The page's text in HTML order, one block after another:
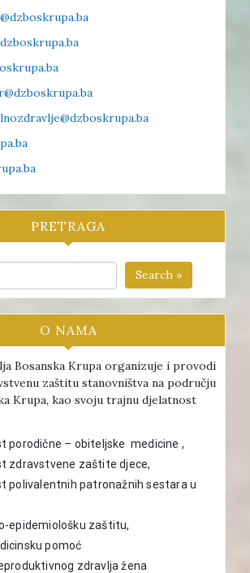
PRETRAGA
Search »
O NAMA
Bosanska Krupa organizuje i provodi
zaštitu stanovništva na području
Krupa, kao svoju trajnu djelatnost
porodične – obiteljske medicine ,
zdravstvene zaštite djece,
polivalentnih patronažnih sestara u
epidemiološku zaštitu,
pomoć
zdravlja žena